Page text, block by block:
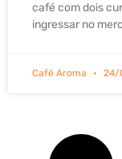
café com dois
ingressar no
Café Aroma 24/